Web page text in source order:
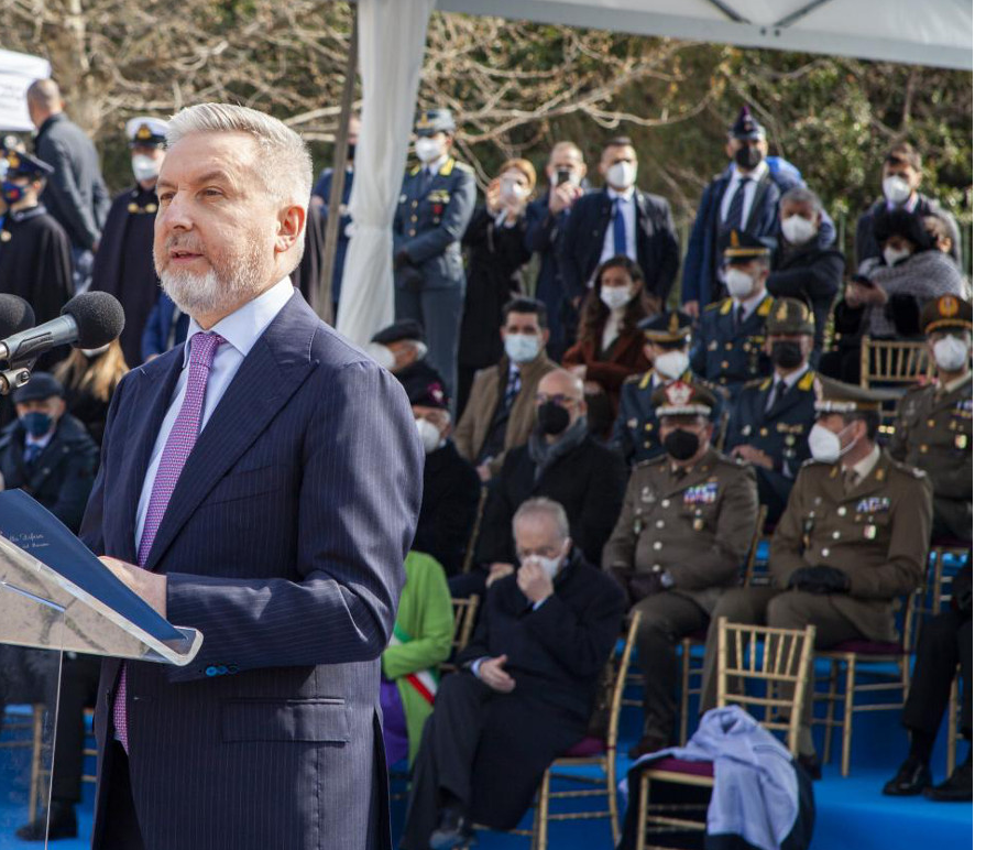
Colpito da un fulmine sul Monte
Livata, grave un ragazzo di 16 anni:
è in terapia intensiva
“I mille volti dell’acqua”, dal
rubinetto al cinema: il contest Acea
per il miglior cortometraggio
dedicato al mare
Russia, nove droni ucraini abbattuti
nei cieli di Mosca. A fuoco una
raffineria di petrolio: cinque feriti
Russia, la guerra fa volare gli